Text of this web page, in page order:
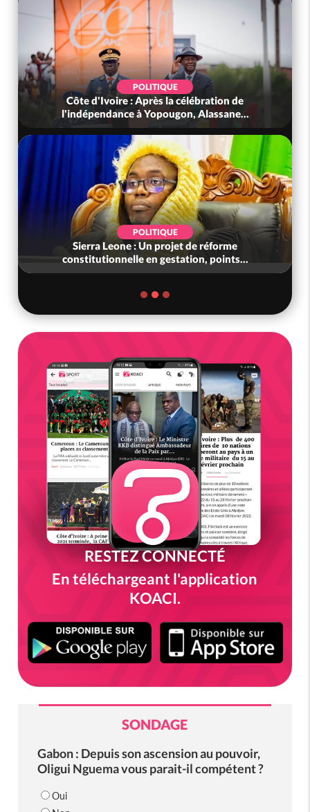
POLITIQUE
Côte d'Ivoire : Après la célébration de
l'indépendance à Yopougon, Alassane...
POLITIQUE
Sierra Leone : Un projet de réforme
constitutionnelle en gestation, points...
RESTEZ CONNECTÉ
En téléchargeant l'application
KOACI.
SONDAGE
Gabon : Depuis son ascension au pouvoir,
Oligui Nguema vous parait-il compétent ?
Oui